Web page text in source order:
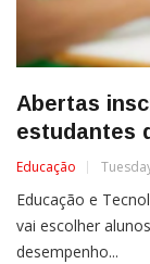
Abertas
estudantes
Educação
Educação e
vai escolher
desempenho...